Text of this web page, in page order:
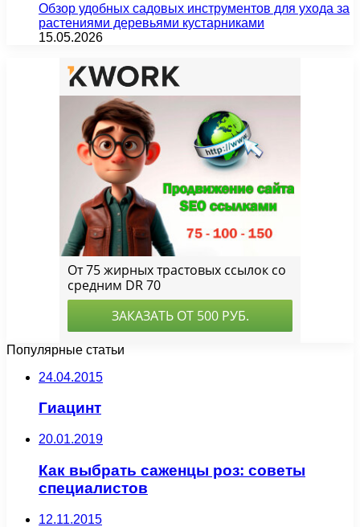
Обзор удобных садовых инструментов для ухода за
растениями деревьями кустарниками
15.05.2026
Популярные статьи
24.04.2015
Гиацинт
20.01.2019
Как выбрать саженцы роз: советы
специалистов
12.11.2015